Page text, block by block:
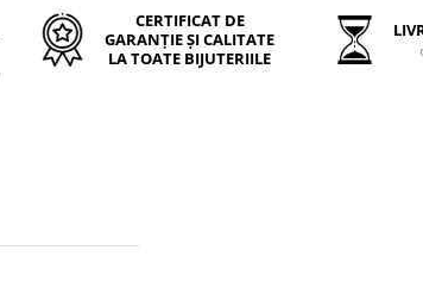
CERTIFICAT DE
GARANȚIE ȘI CALITATE
LA TOATE BIJUTERIILE